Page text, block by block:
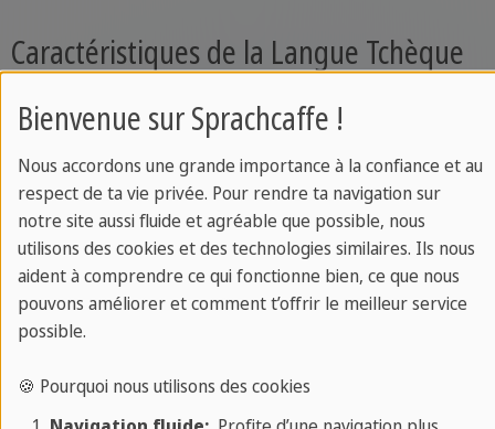
Caractéristiques de la Langue Tchèque
La langue tchèque est connue pour ses
caractéristiques phonétiques et grammaticales
distinctives. Voici quelques exemples notables :
L'Alphabet Tchèque: L'alphabet tchèque est basé
sur l'alphabet latin, mais il comporte des lettres
accentuées telles que "č," "š," et "ž," qui donnent à
la langue son caractère unique.
Déclinaisons: La langue tchèque utilise des
déclinaisons, ce qui signifie que les noms, les
Bienvenue sur Sprachcaffe !
Nous accordons une grande importance à la confiance et au
respect de ta vie privée. Pour rendre ta navigation sur
notre site aussi fluide et agréable que possible, nous
utilisons des cookies et des technologies similaires. Ils nous
aident à comprendre ce qui fonctionne bien, ce que nous
pouvons améliorer et comment t’offrir le meilleur service
possible.
🍪 Pourquoi nous utilisons des cookies